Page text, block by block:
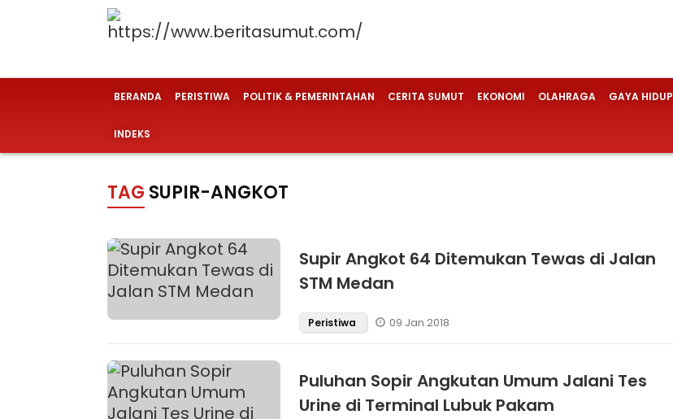
BERANDA PERISTIWA POLITIK & PEMERINTAHAN CERITA SUMUT EKONOMI OLAHRAGA GAYA HIDUP
INDEKS
TAG SUPIR-ANGKOT
Supir Angkot 64 Ditemukan Tewas di Jalan
STM Medan
Peristiwa 09 Jan 2018
Puluhan Sopir Angkutan Umum Jalani Tes
Urine di Terminal Lubuk Pakam